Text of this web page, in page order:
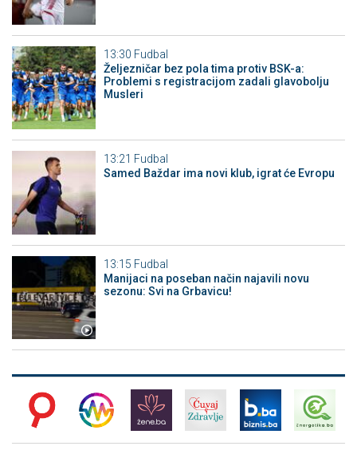
13:30 Fudbal
Željezničar bez pola tima protiv BSK-a:
Problemi s registracijom zadali glavobolju
Musleri
13:21 Fudbal
Samed Baždar ima novi klub, igrat će Evropu
13:15 Fudbal
Manijaci na poseban način najavili novu
sezonu: Svi na Grbavicu!